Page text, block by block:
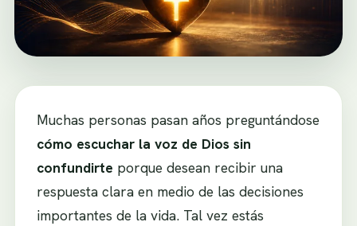
Muchas personas pasan años preguntándose
cómo escuchar la voz de Dios sin
confundirte porque desean recibir una
respuesta clara en medio de las decisiones
importantes de la vida. Tal vez estás